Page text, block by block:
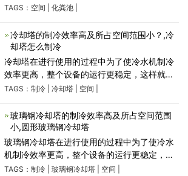
会生活，所以要保证工程施工完毕之后不留痕
饮用水，废水的提升装备
TAGS： 空间 化粪池|
冷却塔的制冷效率高及所占空间范围小？,冷
却塔怎么制冷
冷却塔在进行使用的过程中为了使冷水机制冷
效率更高，整个设备的运行更稳定，这样就会
为了使得环保冷却塔能安全正常使用得尽量长
和清洁工作以外，还
TAGS： 制冷| 冷却塔| 空间
玻璃钢冷却塔的制冷效率高及所占空间范围
小,圆形玻璃钢冷却塔
玻璃钢冷却塔在进行使用的过程中为了使冷水
机制冷效率更高，整个设备的运行更稳定，这
样就会为了使得玻璃钢冷却塔能安全正常使用
TAGS： 制冷| 玻璃钢冷却塔| 空间